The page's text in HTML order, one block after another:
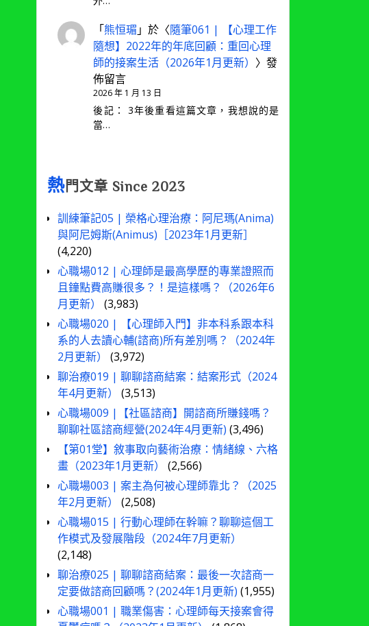
「熊恒瑂 」於〈隨筆061 | 【心理工作
隨想】2022年的年底回顧：重回心理
師的接案生活（2026年1月更新） 〉發
佈留言
2026 年 1 月 13 日
後記： 3年後重看這篇文章，我想說的是
當…
熱門文章 Since 2023
訓練筆記05 | 榮格心理治療：阿尼瑪(Anima)
與阿尼姆斯(Animus)［2023年1月更新］
(4,220)
心職場012 | 心理師是最高學歷的專業證照而
且鐘點費高賺很多？！是這樣嗎？（2026年6
月更新）
(3,983)
心職場020 | 【心理師入門】非本科系跟本科
系的人去讀心輔(諮商)所有差別嗎？（2024年
2月更新）
(3,972)
聊治療019 | 聊聊諮商結案：結案形式（2024
年4月更新）
(3,513)
心職場009 |【社區諮商】開諮商所賺錢嗎？
聊聊社區諮商經營(2024年4月更新) (3,496)
【第01堂】敘事取向藝術治療：情緒線、六格
畫（2023年1月更新）
(2,566)
心職場003 | 案主為何被心理師靠北？（2025
年2月更新）
(2,508)
心職場015 | 行動心理師在幹嘛？聊聊這個工
作模式及發展階段（2024年7月更新）
(2,148)
聊治療025 | 聊聊諮商結案：最後一次諮商一
定要做諮商回顧嗎？(2024年1月更新) (1,955)
心職場001 | 職業傷害：心理師每天接案會得